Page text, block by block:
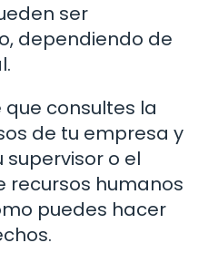
ser
dependiendo de
consultes la
de tu empresa y
o el
humanos
puedes hacer